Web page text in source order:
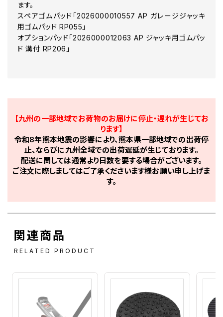
ます。
スペアゴムパッド「2026000010557 AP ガレージジャッキ
用ゴムパッド RP055」
オプションパッド「2026000012063 AP ジャッキ用ゴムパッ
ド 溝付 RP206」
【九州の一部地域でお荷物のお届けに停止・遅れが生じてお
ります】
令和8年熊本地震の影響により、熊本県一部地域での出荷停
止、ならびに九州全域での出荷遅延が生じております。
配送に関しては通常より日数を要する場合がございます。
ご注文に際しましてはご了承くださいます様お願い申し上げま
す。
関連商品
RELATED PRODUCT